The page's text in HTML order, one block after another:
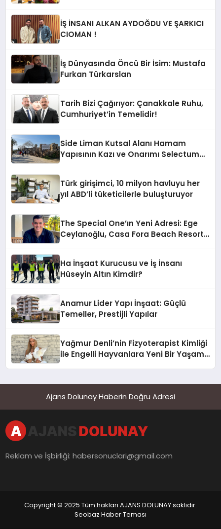
İŞ İNSANI ALKAN AYDOĞDU VE ŞARKICI
CIOMAN !
İş Dünyasında Öncü Bir İsim: Mustafa
Furkan Türkarslan
Tarih Bizi Çağırıyor: Çanakkale Ruhu,
Cumhuriyet’in Temelidir!
Side Liman Kutsal Alanı Hamam
Yapısının Kazı ve Onarımı Selectum
Türk girişimci, 10 milyon havluyu her
yıl ABD’li tüketicilerle buluşturuyor
The Special One’ın Yeni Adresi: Ege
Ceylanoğlu, Casa Fora Beach Resort
Ha İnşaat Kurucusu ve İş İnsanı
Hüseyin Altın Kimdir?
Anamur Lider Yapı İnşaat: Güçlü
Temeller, Prestijli Yapılar
Yağmur Denli’nin Fizyoterapist Kimliği
ile Engelli Hayvanlara Yeni Bir Yaşam
Ajans Dolunay Haberin Doğru Adresi
Reklam ve İşbirliği:habersonuclari@gmail.com
Copyright © 2025 Tüm hakları AJANS DOLUNAY saklıdır.
Seobaz Haber Teması